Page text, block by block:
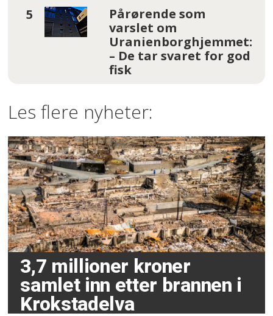
Pårørende som
varslet om
Uranienborghjemmet:
– De tar svaret for god
fisk
Les flere nyheter:
3,7 millioner kroner
samlet inn etter brannen i
Krokstadelva